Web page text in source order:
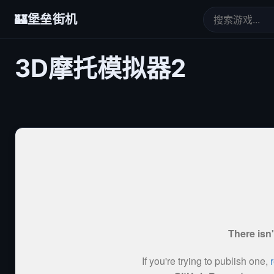
🏰堡垒街机
3D摩托模拟器2